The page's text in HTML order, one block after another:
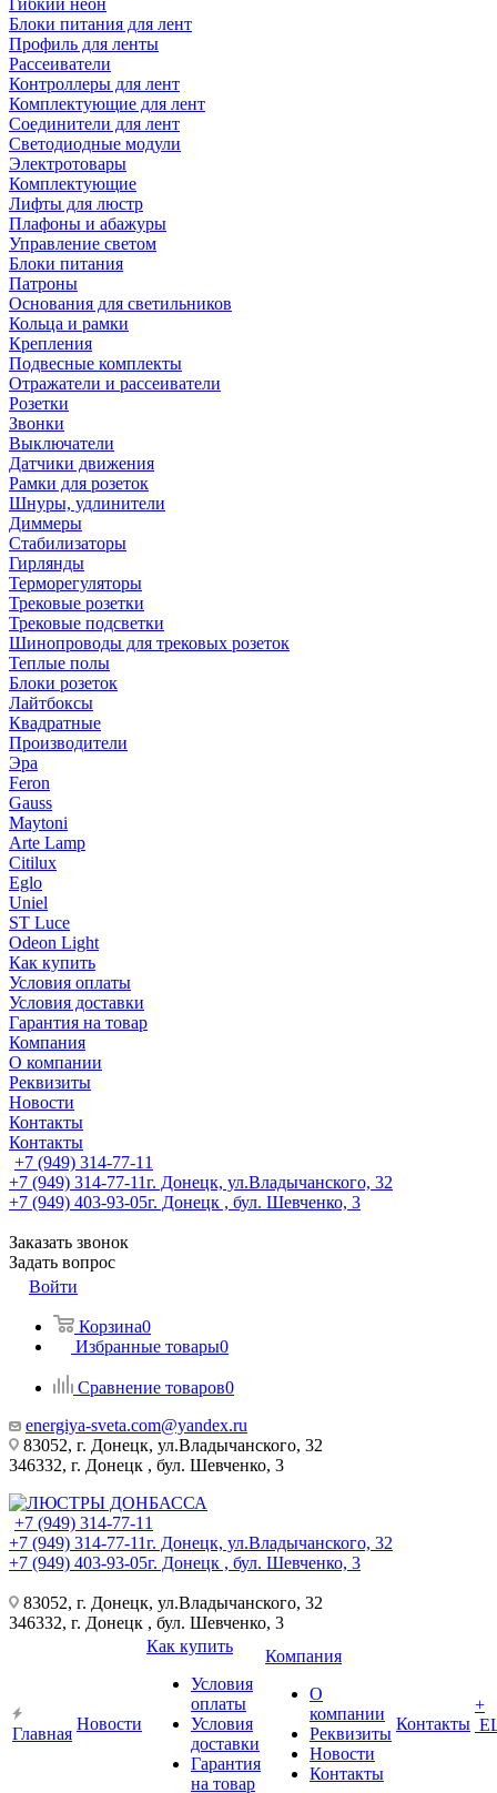
Гибкий неон
Блоки питания для лент
Профиль для ленты
Рассеиватели
Контроллеры для лент
Комплектующие для лент
Соединители для лент
Светодиодные модули
Электротовары
Комплектующие
Лифты для люстр
Плафоны и абажуры
Управление светом
Блоки питания
Патроны
Основания для светильников
Кольца и рамки
Крепления
Подвесные комплекты
Отражатели и рассеиватели
Розетки
Звонки
Выключатели
Датчики движения
Рамки для розеток
Шнуры, удлинители
Диммеры
Стабилизаторы
Гирлянды
Терморегуляторы
Трековые розетки
Трековые подсветки
Шинопроводы для трековых розеток
Теплые полы
Блоки розеток
Лайтбоксы
Квадратные
Производители
Эра
Feron
Gauss
Maytoni
Arte Lamp
Citilux
Eglo
Uniel
ST Luce
Odeon Light
Как купить
Условия оплаты
Условия доставки
Гарантия на товар
Компания
О компании
Реквизиты
Новости
Контакты
Контакты
+7 (949) 314-77-11
+7 (949) 314-77-11г. Донецк, ул.Владычанского, 32
+7 (949) 403-93-05г. Донецк , бул. Шевченко, 3
Заказать звонок
Задать вопрос
Войти
Корзина0
Избранные товары0
Сравнение товаров0
energiya-sveta.com@yandex.ru
83052, г. Донецк, ул.Владычанского, 32
346332, г. Донецк , бул. Шевченко, 3
+7 (949) 314-77-11
+7 (949) 314-77-11г. Донецк, ул.Владычанского, 32
+7 (949) 403-93-05г. Донецк , бул. Шевченко, 3
83052, г. Донецк, ул.Владычанского, 32
346332, г. Донецк , бул. Шевченко, 3
Главная
Новости
Как купить
Условия
оплаты
Условия
доставки
Гарантия
на товар
Компания
О
компании
Реквизиты
Новости
Контакты
Контакты
+